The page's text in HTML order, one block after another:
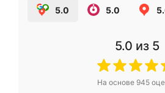
5.0 5.0
5.0 из 5
На основе 945